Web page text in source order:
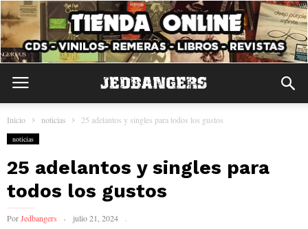
Inicio noticias 25 adelantos y singles para todos los gustos
noticias
25 adelantos y singles para
todos los gustos
PorJedbangers julio 21, 2024